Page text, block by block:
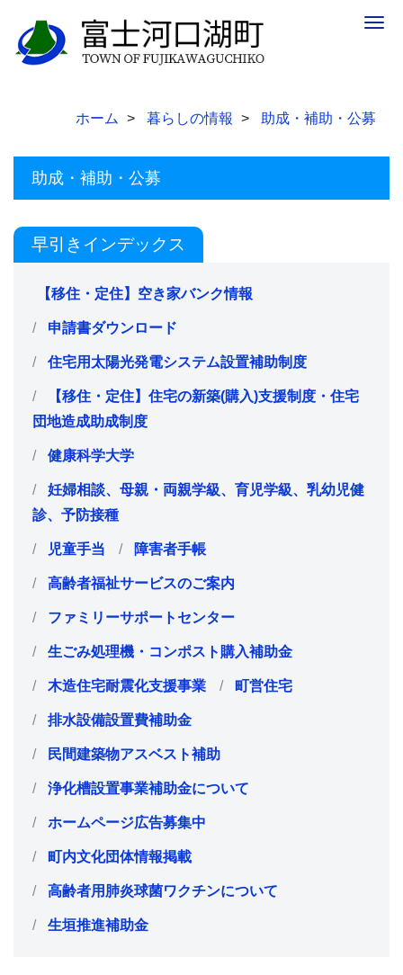
ホーム 暮らしの情報 助成・補助・公募
助成・補助・公募
早引きインデックス
【移住・定住】空き家バンク情報
申請書ダウンロード
住宅用太陽光発電システム設置補助制度
【移住・定住】住宅の新築(購入)支援制度・住宅
団地造成助成制度
健康科学大学
妊婦相談、母親・両親学級、育児学級、乳幼児健
診、予防接種
児童手当 障害者手帳
高齢者福祉サービスのご案内
ファミリーサポートセンター
生ごみ処理機・コンポスト購入補助金
木造住宅耐震化支援事業 町営住宅
排水設備設置費補助金
民間建築物アスベスト補助
浄化槽設置事業補助金について
ホームページ広告募集中
町内文化団体情報掲載
高齢者用肺炎球菌ワクチンについて
生垣推進補助金